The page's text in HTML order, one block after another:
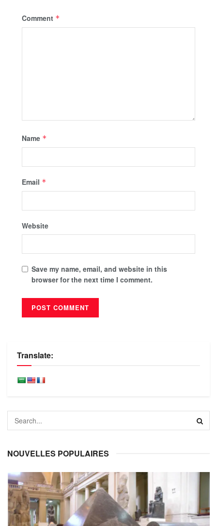
Comment *
Name *
Email *
Website
Save my name, email, and website in this
browser for the next time I comment.
Translate:
NOUVELLES POPULAIRES